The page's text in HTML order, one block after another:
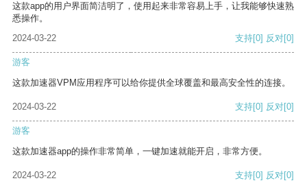
这款app的用户界面简洁明了，使用起来非常容易上手，让我能够快速熟
悉操作。
2024-03-22
支持[0] 反对[0]
游客
这款加速器VPM应用程序可以给你提供全球覆盖和最高安全性的连接。
2024-03-22 支持[0] 反对[0]
游客
这款加速器app的操作非常简单，一键加速就能开启，非常方便。
2024-03-22 支持[0] 反对[0]